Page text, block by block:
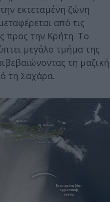
εκτεταμένη ζώνη
από τις
προς την Κρήτη. Το
μεγάλο τμήμα της
τη μαζική
τη Σαχάρα.